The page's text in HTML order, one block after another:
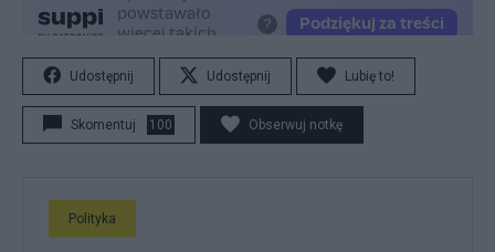
Udostępnij Udostępnij Lubię to!
Skomentuj 100 Obserwuj notkę
Polityka